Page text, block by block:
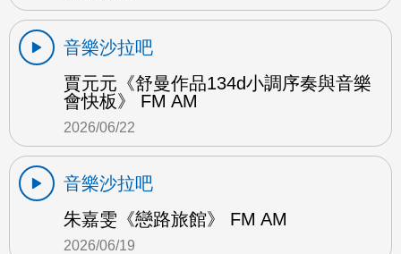
音樂沙拉吧
賈元元《舒曼作品134d小調序奏與音樂
會快板》 FM AM
2026/06/22
音樂沙拉吧
朱嘉雯《戀路旅館》 FM AM
2026/06/19